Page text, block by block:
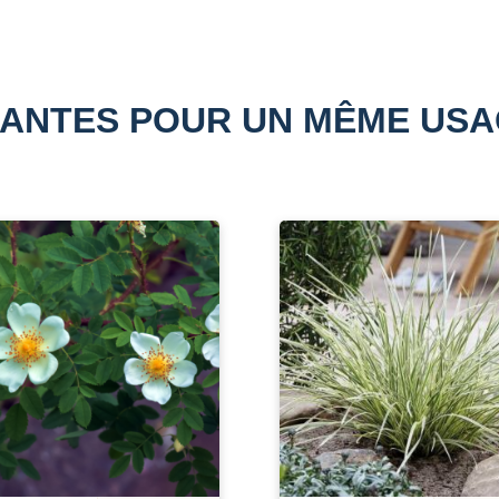
POUR UN MÊME